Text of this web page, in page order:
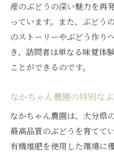
ぶどうの試食と食
ぶどうを使った料
フェアで楽しむぶ
家族みんなで楽し
一つ一つのぶどう
生産者の情熱が生
ぶどうと向き合う
伝統と革新が織り
産のぶどうの深い魅力を再
っています。また、ぶどう
のストーリーやぶどう作り
き、訪問者は単なる味覚体
ことができるのです。
なかちゃん農園の特別な
なかちゃん農園は、大分県
最高品質のぶどうを育てて
有機堆肥を使用した環境に